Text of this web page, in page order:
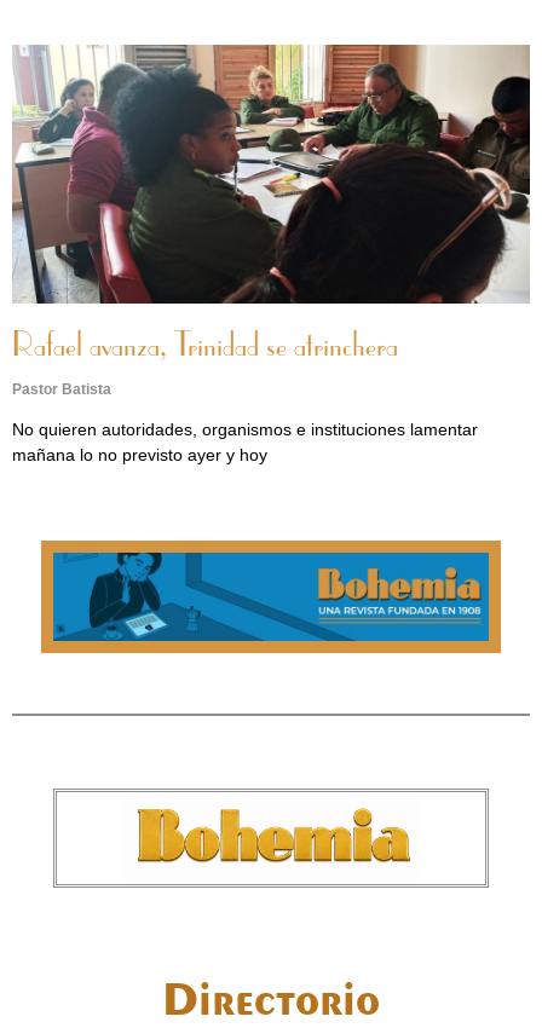
Rafael avanza, Trinidad se atrinchera
Pastor Batista
No quieren autoridades, organismos e instituciones lamentar
mañana lo no previsto ayer y hoy
Directorio